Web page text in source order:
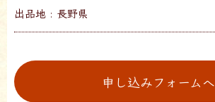
出品地 : 長野県
申し込みフォームへ